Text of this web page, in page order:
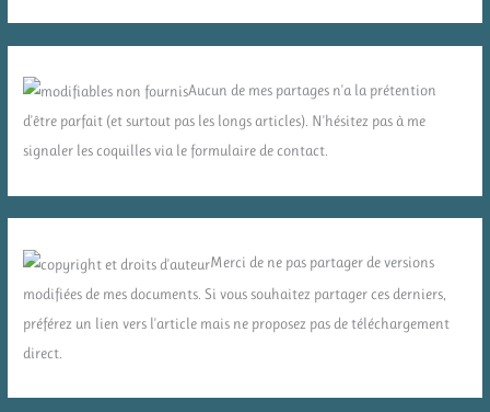
Aucun de mes partages n'a la prétention
d'être parfait (et surtout pas les longs articles). N'hésitez pas à me
signaler les coquilles via le formulaire de contact.
Merci de ne pas partager de versions
modifiées de mes documents. Si vous souhaitez partager ces derniers,
préférez un lien vers l'article mais ne proposez pas de téléchargement
direct.